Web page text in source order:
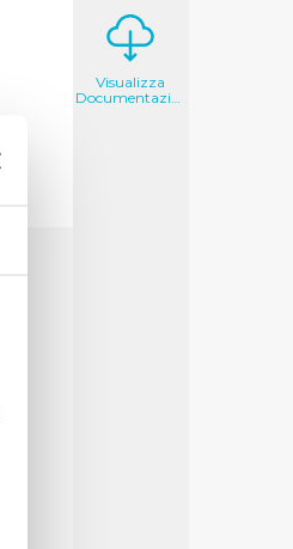
Visualizza
Documentazione